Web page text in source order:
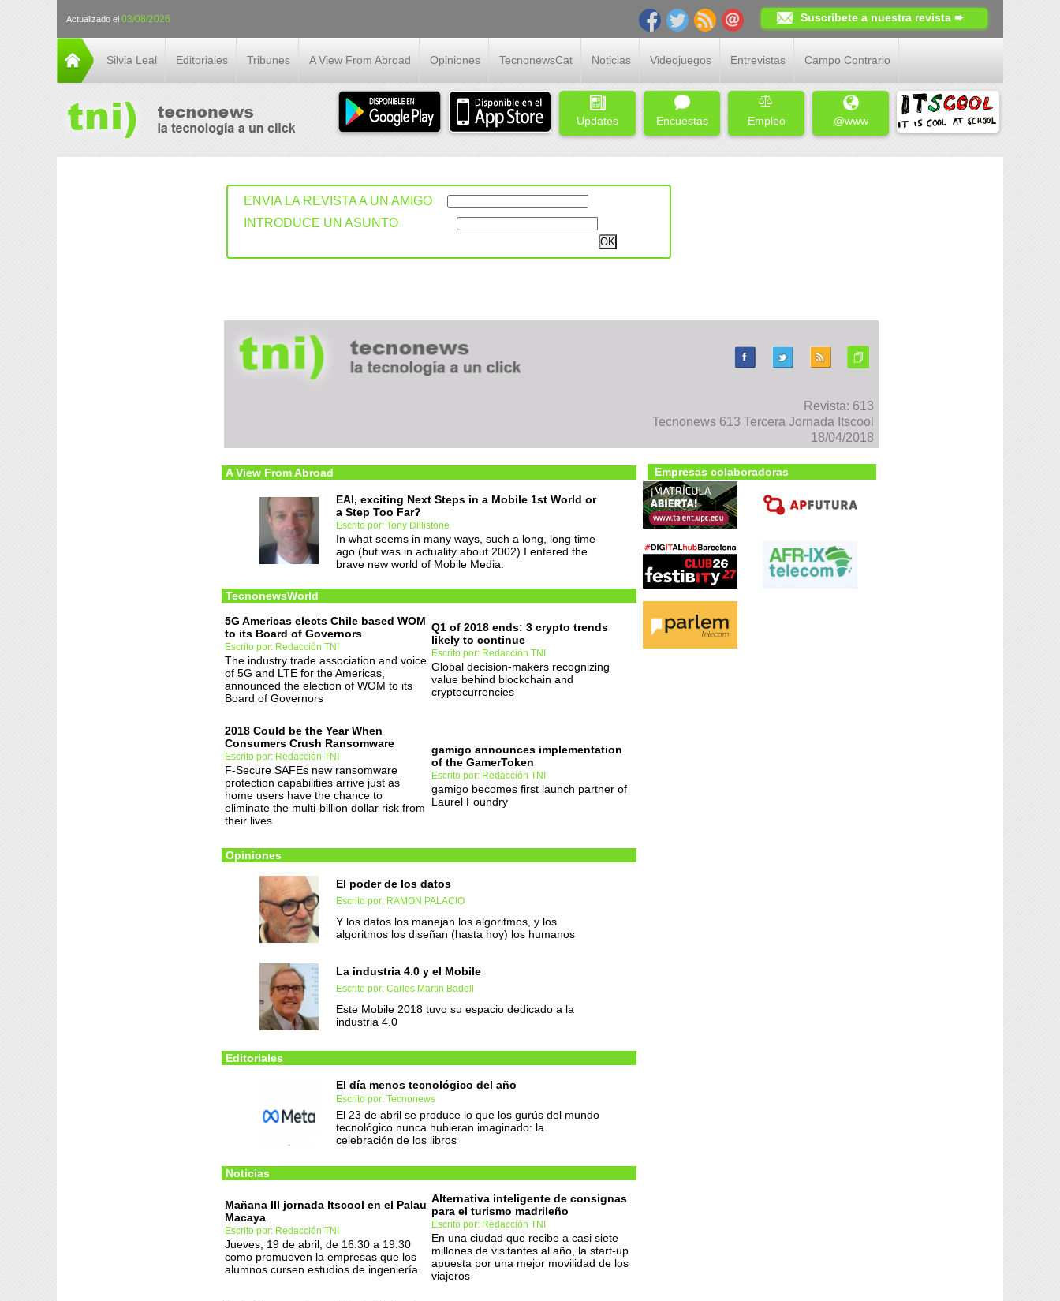
Actualizado el 03/08/2026 Suscríbete a nuestra revista ➨
Silvia Leal Editoriales Tribunes A View From Abroad Opiniones TecnonewsCat Noticias Videojuegos Entrevistas Campo Contrario
Updates Encuestas Empleo @www
ENVIA LA REVISTA A UN AMIGO
INTRODUCE UN ASUNTO
Revista: 613
Tecnonews 613 Tercera Jornada Itscool
18/04/2018
A View From Abroad
EAI, exciting Next Steps in a Mobile 1st World or
a Step Too Far?
Escrito por: Tony Dillistone
In what seems in many ways, such a long, long time
ago (but was in actuality about 2002) I entered the
brave new world of Mobile Media.
TecnonewsWorld
5G Americas elects Chile based WOM
to its Board of Governors
Escrito por: Redacción TNI
The industry trade association and voice
of 5G and LTE for the Americas,
announced the election of WOM to its
Board of Governors
Q1 of 2018 ends: 3 crypto trends
likely to continue
Escrito por: Redacción TNI
Global decision-makers recognizing
value behind blockchain and
cryptocurrencies
2018 Could be the Year When
Consumers Crush Ransomware
Escrito por: Redacción TNI
F-Secure SAFEs new ransomware
protection capabilities arrive just as
home users have the chance to
eliminate the multi-billion dollar risk from
their lives
gamigo announces implementation
of the GamerToken
Escrito por: Redacción TNI
gamigo becomes first launch partner of
Laurel Foundry
Opiniones
El poder de los datos
Escrito por: RAMON PALACIO
Y los datos los manejan los algoritmos, y los
algoritmos los diseñan (hasta hoy) los humanos
La industria 4.0 y el Mobile
Escrito por: Carles Martin Badell
Este Mobile 2018 tuvo su espacio dedicado a la
industria 4.0
Editoriales
El día menos tecnológico del año
Escrito por: Tecnonews
El 23 de abril se produce lo que los gurús del mundo
tecnológico nunca hubieran imaginado: la
celebración de los libros
Noticias
Mañana III jornada Itscool en el Palau
Macaya
Escrito por: Redacción TNI
Jueves, 19 de abril, de 16.30 a 19.30
como promueven la empresas que los
alumnos cursen estudios de ingeniería
Alternativa inteligente de consignas
para el turismo madrileño
Escrito por: Redacción TNI
En una ciudad que recibe a casi siete
millones de visitantes al año, la start-up
apuesta por una mejor movilidad de los
viajeros
Empresas colaboradoras